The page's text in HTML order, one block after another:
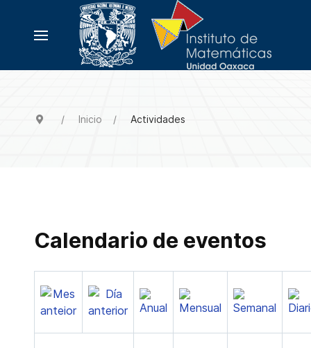
Inicio Actividades
Calendario de eventos